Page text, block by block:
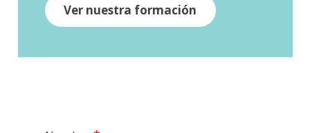
Ver nuestra formación